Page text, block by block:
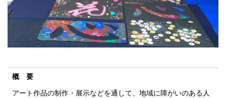
概 要
アート作品の制作・展示などを通して、地域に障がいのある人